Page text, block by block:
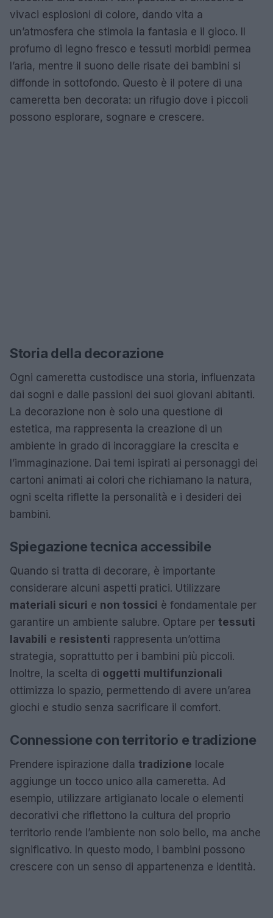
vivaci esplosioni di colore, dando vita a
un’atmosfera che stimola la fantasia e il gioco. Il
profumo di legno fresco e tessuti morbidi permea
l’aria, mentre il suono delle risate dei bambini si
diffonde in sottofondo. Questo è il potere di una
cameretta ben decorata: un rifugio dove i piccoli
possono esplorare, sognare e crescere.
Storia della decorazione
Ogni cameretta custodisce una storia, influenzata
dai sogni e dalle passioni dei suoi giovani abitanti.
La decorazione non è solo una questione di
estetica, ma rappresenta la creazione di un
ambiente in grado di incoraggiare la crescita e
l’immaginazione. Dai temi ispirati ai personaggi dei
cartoni animati ai colori che richiamano la natura,
ogni scelta riflette la personalità e i desideri dei
bambini.
Spiegazione tecnica accessibile
Quando si tratta di decorare, è importante
considerare alcuni aspetti pratici. Utilizzare
materiali sicuri e non tossici è fondamentale per
garantire un ambiente salubre. Optare per tessuti
lavabili e resistenti rappresenta un’ottima
strategia, soprattutto per i bambini più piccoli.
Inoltre, la scelta di oggetti multifunzionali
ottimizza lo spazio, permettendo di avere un’area
giochi e studio senza sacrificare il comfort.
Connessione con territorio e tradizione
Prendere ispirazione dalla tradizione locale
aggiunge un tocco unico alla cameretta. Ad
esempio, utilizzare artigianato locale o elementi
decorativi che riflettono la cultura del proprio
territorio rende l’ambiente non solo bello, ma anche
significativo. In questo modo, i bambini possono
crescere con un senso di appartenenza e identità.